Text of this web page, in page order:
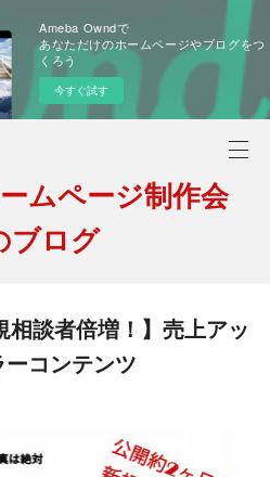
Ameba Owndで
あなただけのホームページやブログをつ
くろう
今すぐ試す
ムページ制作会
ブログ
相談者倍増！】売上アッ
コンテンツ